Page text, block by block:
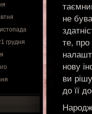
грудня
не
те, про
нову
ви
до її